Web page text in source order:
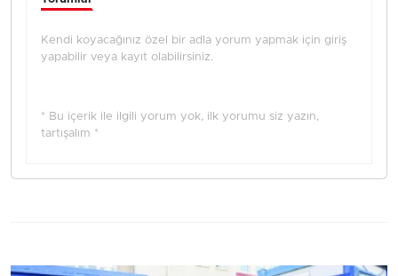
Kendi koyacağınız özel bir adla yorum yapmak için giriş
yapabilir veya kayıt olabilirsiniz.
* Bu içerik ile ilgili yorum yok, ilk yorumu siz yazın,
tartışalım *